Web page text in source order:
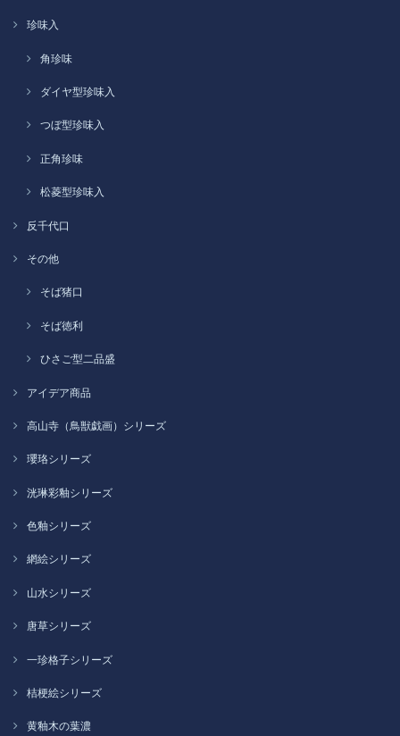
珍味入
角珍味
ダイヤ型珍味入
つぼ型珍味入
正角珍味
松菱型珍味入
反千代口
その他
そば猪口
そば徳利
ひさご型二品盛
アイデア商品
高山寺（鳥獣戯画）シリーズ
瓔珞シリーズ
洸琳彩釉シリーズ
色釉シリーズ
網絵シリーズ
山水シリーズ
唐草シリーズ
一珍格子シリーズ
桔梗絵シリーズ
黄釉木の葉濃